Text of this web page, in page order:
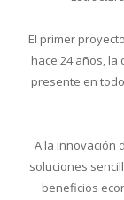
El primer
hace 24 años,
presente en
A la innovación
soluciones
beneficios